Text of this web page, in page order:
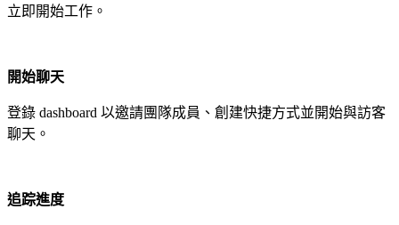
立即開始工作。
開始聊天
登錄 dashboard 以邀請團隊成員、創建快捷方式並開始與訪客
聊天。
追踪進度